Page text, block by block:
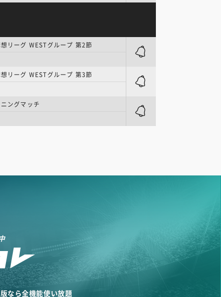
ーグ WESTグループ 第2節
ーグ WESTグループ 第3節
グマッチ
なら全機能使い放題